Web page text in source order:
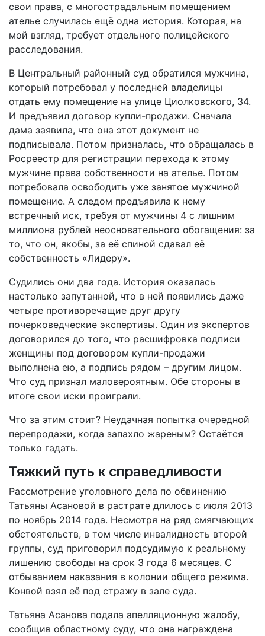
свои права, с многострадальным помещением
ателье случилась ещё одна история. Которая, на
мой взгляд, требует отдельного полицейского
расследования.
В Центральный районный суд обратился мужчина,
который потребовал у последней владелицы
отдать ему помещение на улице Циолковского, 34.
И предъявил договор купли-­продажи. Сначала
дама заявила, что она этот документ не
подписывала. Потом призналась, что обращалась в
Росреестр для регистрации перехода к этому
мужчине права собственности на ателье. Потом
потребовала освободить уже занятое мужчиной
помещение. А следом предъявила к нему
встречный иск, требуя от мужчины 4 с лишним
миллиона рублей неосновательного обогащения: за
то, что он, якобы, за её спиной сдавал её
собственность «Лидеру».
Судились они два года. История оказалась
настолько запутанной, что в ней появились даже
четыре противоречащие друг другу
почерковедческие экспертизы. Один из экспертов
договорился до того, что расшифровка подписи
женщины под договором купли­-продажи
выполнена ею, а подпись рядом – другим лицом.
Что суд признал маловероятным. Обе стороны в
итоге свои иски проиграли.
Что за этим стоит? Неудачная попытка очередной
перепродажи, когда запахло жареным? Остаётся
только гадать.
Тяжкий путь к справедливости
Рассмотрение уголовного дела по обвинению
Татьяны Асановой в растрате длилось с июля 2013
по ноябрь 2014 года. Несмотря на ряд смягчающих
обстоятельств, в том числе инвалидность второй
группы, суд приговорил подсудимую к реальному
лишению свободы на срок 3 года 6 месяцев. С
отбыванием наказания в колонии общего режима.
Конвой взял её под стражу в зале суда.
Татьяна Асанова подала апелляционную жалобу,
сообщив областному суду, что она награждена